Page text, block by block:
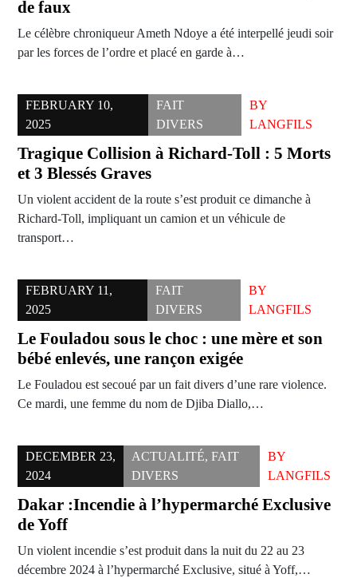
de faux
Le célèbre chroniqueur Ameth Ndoye a été interpellé jeudi soir
par les forces de l’ordre et placé en garde à…
FEBRUARY 10,
2025
FAIT
DIVERS
BY
LANGFILS
Tragique Collision à Richard-Toll : 5 Morts
et 3 Blessés Graves
Un violent accident de la route s’est produit ce dimanche à
Richard-Toll, impliquant un camion et un véhicule de
transport…
FEBRUARY 11,
2025
FAIT
DIVERS
BY
LANGFILS
Le Fouladou sous le choc : une mère et son
bébé enlevés, une rançon exigée
Le Fouladou est secoué par un fait divers d’une rare violence.
Ce mardi, une femme du nom de Djiba Diallo,…
DECEMBER 23,
2024
ACTUALITÉ,FAIT
DIVERS
BY
LANGFILS
Dakar :Incendie à l’hypermarché Exclusive
de Yoff
Un violent incendie s’est produit dans la nuit du 22 au 23
décembre 2024 à l’hypermarché Exclusive, situé à Yoff,…